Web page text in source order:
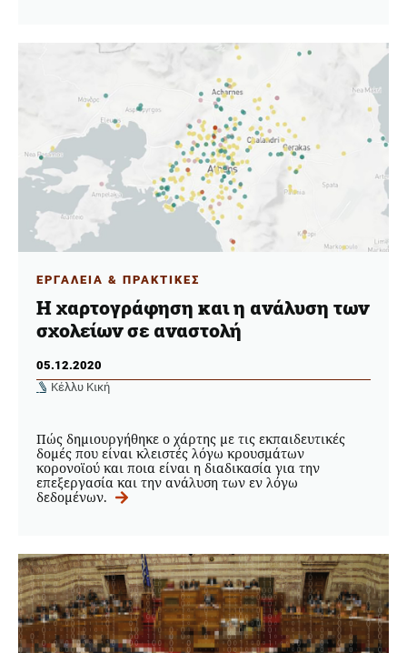
ΕΡΓΑΛΕΙΑ & ΠΡΑΚΤΙΚΕΣ
Η χαρτογράφηση και η ανάλυση των
σχολείων σε αναστολή
05.12.2020
Κέλλυ Κική
Πώς δημιουργήθηκε ο χάρτης με τις εκπαιδευτικές
δομές που είναι κλειστές λόγω κρουσμάτων
κορονοϊού και ποια είναι η διαδικασία για την
επεξεργασία και την ανάλυση των εν λόγω
δεδομένων.